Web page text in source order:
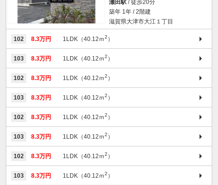
瀬田駅 / 徒歩20分
築年 1年 / 2階建
滋賀県大津市大江１丁目
102 8.3万円 1LDK（40.12ｍ2 ）
103 8.3万円 1LDK（40.12ｍ2 ）
102 8.3万円 1LDK（40.12ｍ2 ）
103 8.3万円 1LDK（40.12ｍ2 ）
102 8.3万円 1LDK（40.12ｍ2 ）
103 8.3万円 1LDK（40.12ｍ2 ）
102 8.3万円 1LDK（40.12ｍ2 ）
103 8.3万円 1LDK（40.12ｍ2 ）